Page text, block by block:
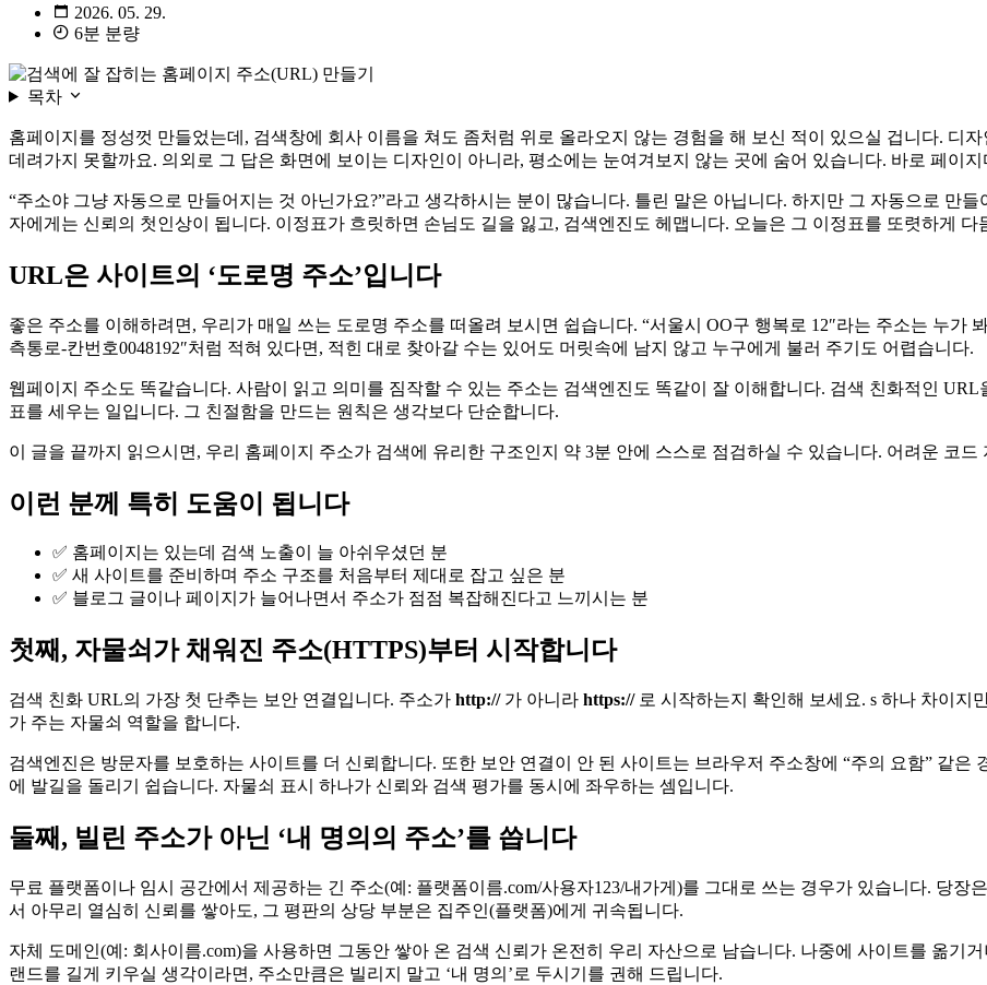
2026. 05. 29.
6분 분량
목차
홈페이지를 정성껏 만들었는데, 검색창에 회사 이름을 쳐도 좀처럼 위로 올라오지 않는 경험을 해 보신 적이 있으실 겁니다. 디
데려가지 못할까요. 의외로 그 답은 화면에 보이는 디자인이 아니라, 평소에는 눈여겨보지 않는 곳에 숨어 있습니다. 바로 페이
“주소야 그냥 자동으로 만들어지는 것 아닌가요?”라고 생각하시는 분이 많습니다. 틀린 말은 아닙니다. 하지만 그 자동으로 만
자에게는 신뢰의 첫인상이 됩니다. 이정표가 흐릿하면 손님도 길을 잃고, 검색엔진도 헤맵니다. 오늘은 그 이정표를 또렷하게 다
URL은 사이트의 ‘도로명 주소’입니다
좋은 주소를 이해하려면, 우리가 매일 쓰는 도로명 주소를 떠올려 보시면 쉽습니다. “서울시 OO구 행복로 12″라는 주소는 누가
측통로-칸번호0048192″처럼 적혀 있다면, 적힌 대로 찾아갈 수는 있어도 머릿속에 남지 않고 누구에게 불러 주기도 어렵습니다.
웹페이지 주소도 똑같습니다. 사람이 읽고 의미를 짐작할 수 있는 주소는 검색엔진도 똑같이 잘 이해합니다. 검색 친화적인
표를 세우는 일입니다. 그 친절함을 만드는 원칙은 생각보다 단순합니다.
이 글을 끝까지 읽으시면, 우리 홈페이지 주소가 검색에 유리한 구조인지 약 3분 안에 스스로 점검하실 수 있습니다. 어려운 코드
이런 분께 특히 도움이 됩니다
✅ 홈페이지는 있는데 검색 노출이 늘 아쉬우셨던 분
✅ 새 사이트를 준비하며 주소 구조를 처음부터 제대로 잡고 싶은 분
✅ 블로그 글이나 페이지가 늘어나면서 주소가 점점 복잡해진다고 느끼시는 분
첫째, 자물쇠가 채워진 주소(HTTPS)부터 시작합니다
검색 친화 URL의 가장 첫 단추는 보안 연결입니다. 주소가 http://가 아니라 https://로 시작하는지 확인해 보세요. s 하나 차이지
가 주는 자물쇠 역할을 합니다.
검색엔진은 방문자를 보호하는 사이트를 더 신뢰합니다. 또한 보안 연결이 안 된 사이트는 브라우저 주소창에 “주의 요함” 같은
에 발길을 돌리기 쉽습니다. 자물쇠 표시 하나가 신뢰와 검색 평가를 동시에 좌우하는 셈입니다.
둘째, 빌린 주소가 아닌 ‘내 명의의 주소’를 씁니다
무료 플랫폼이나 임시 공간에서 제공하는 긴 주소(예: 플랫폼이름.com/사용자123/내가게)를 그대로 쓰는 경우가 있습니다. 당장
서 아무리 열심히 신뢰를 쌓아도, 그 평판의 상당 부분은 집주인(플랫폼)에게 귀속됩니다.
자체 도메인(예: 회사이름.com)을 사용하면 그동안 쌓아 온 검색 신뢰가 온전히 우리 자산으로 남습니다. 나중에 사이트를 옮기
랜드를 길게 키우실 생각이라면, 주소만큼은 빌리지 말고 ‘내 명의’로 두시기를 권해 드립니다.